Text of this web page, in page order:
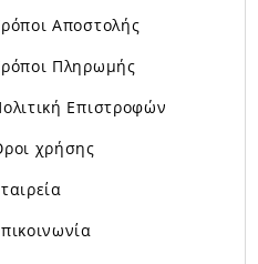
Αποστολής
Πληρωμής
Επιστροφών
χρήσης